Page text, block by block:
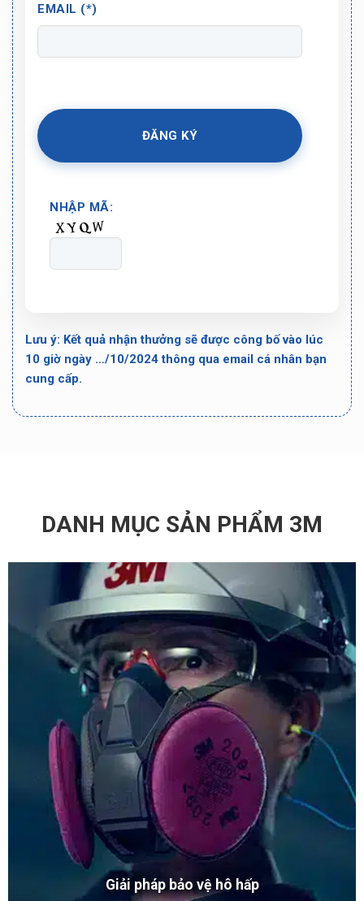
EMAIL (*)
NHẬP MÃ:
Lưu ý: Kết quả nhận thưởng sẽ được công bố vào lúc
10 giờ ngày …/10/2024 thông qua email cá nhân bạn
cung cấp.
DANH MỤC SẢN PHẨM 3M
Giải pháp bảo vệ hô hấp